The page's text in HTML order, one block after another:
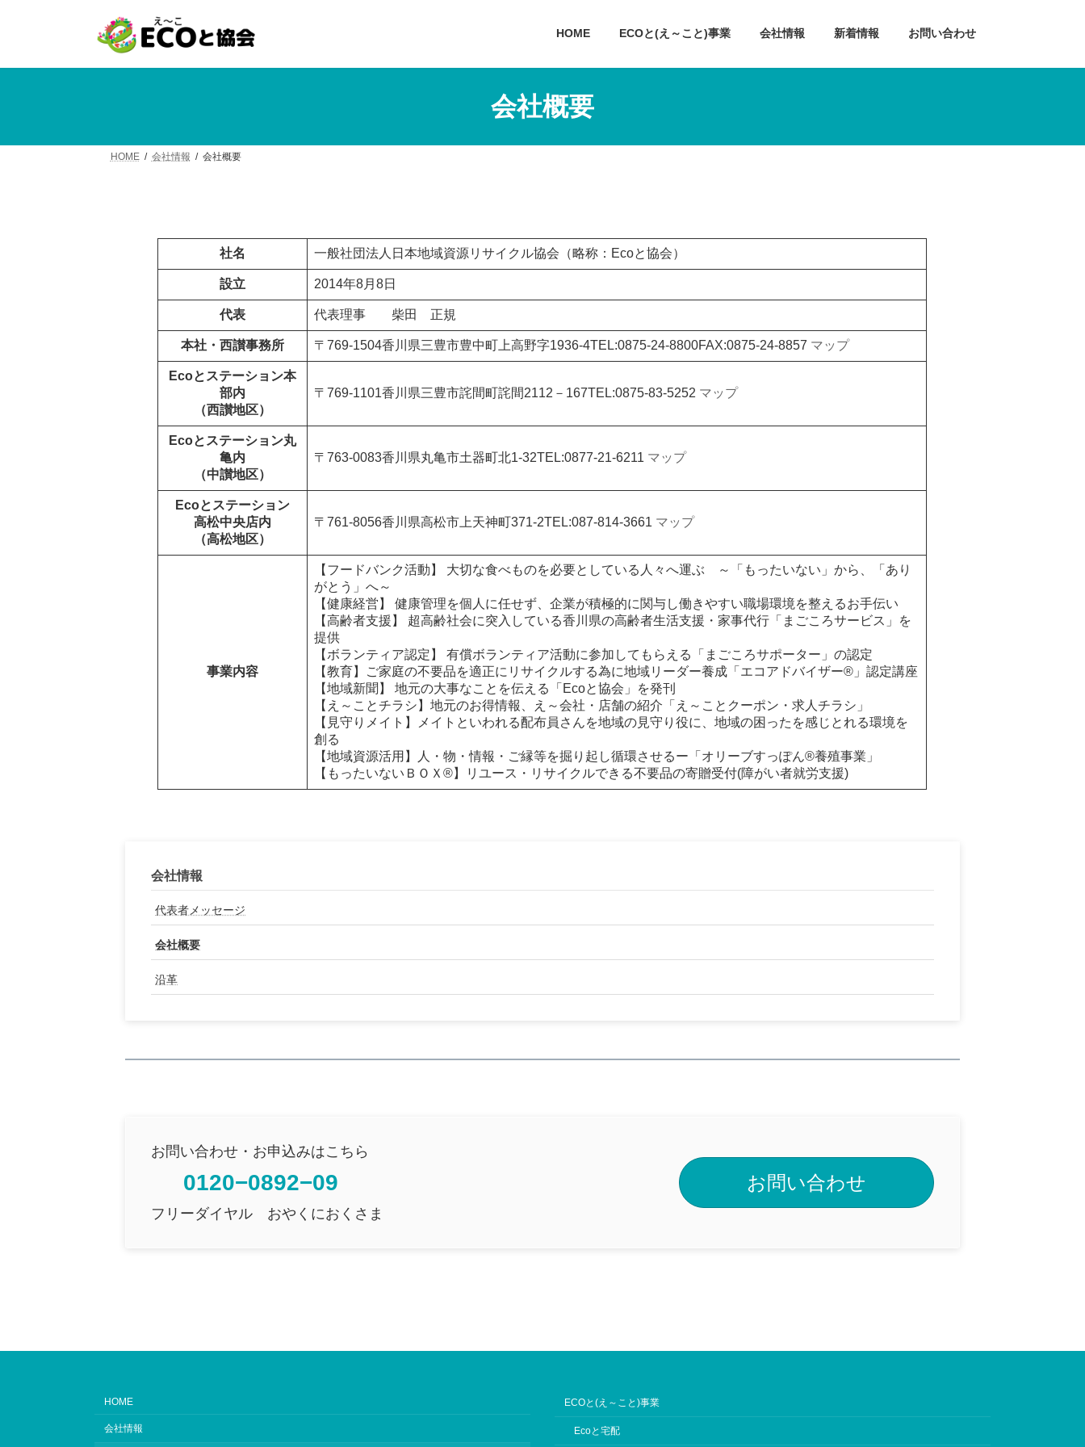
ッ
移
HOME ECOと(え～こと)事業 会社情報 新着情報 お問い合わせ
会社概要
HOME 会社情報 会社概要
社名 一般社団法人日本地域資源リサイクル協会（略称：Ecoと協会）
設立 2014年8月8日
代表 代表理事 柴田 正規
本社・西讃事務所 〒769-1504香川県三豊市豊中町上高野字1936-4TEL:0875-24-8800FAX:0875-24-8857 マップ
Ecoとステーション本
部内
（西讃地区）
〒769-1101香川県三豊市詫間町詫間2112－167TEL:0875-83-5252 マップ
Ecoとステーション丸
亀内
（中讃地区）
〒763-0083香川県丸亀市土器町北1-32TEL:0877-21-6211 マップ
Ecoとステーション
高松中央店内
（高松地区）
〒761-8056香川県高松市上天神町371-2TEL:087-814-3661 マップ
事業内容
【フードバンク活動】 大切な食べものを必要としている人々へ運ぶ ～「もったいない」から、「あり
がとう」へ～
【健康経営】 健康管理を個人に任せず、企業が積極的に関与し働きやすい職場環境を整えるお手伝い
【高齢者支援】 超高齢社会に突入している香川県の高齢者生活支援・家事代行「まごころサービス」を
提供
【ボランティア認定】 有償ボランティア活動に参加してもらえる「まごころサポーター」の認定
【教育】ご家庭の不要品を適正にリサイクルする為に地域リーダー養成「エコアドバイザー®」認定講座
【地域新聞】 地元の大事なことを伝える「Ecoと協会」を発刊
【え～ことチラシ】地元のお得情報、え～会社・店舗の紹介「え～ことクーポン・求人チラシ」
【見守りメイト】メイトといわれる配布員さんを地域の見守り役に、地域の困ったを感じとれる環境を
創る
【地域資源活用】人・物・情報・ご縁等を掘り起し循環させるー「オリーブすっぽん®養殖事業」
【もったいないＢＯＸ®】リユース・リサイクルできる不要品の寄贈受付(障がい者就労支援)
会社情報
代表者メッセージ
会社概要
沿革
お問い合わせ・お申込みはこちら
0120−0892−09
フリーダイヤル おやくにおくさま
お問い合わせ
HOME
会社情報
ECOと(え～こと)事業
Ecoと宅配